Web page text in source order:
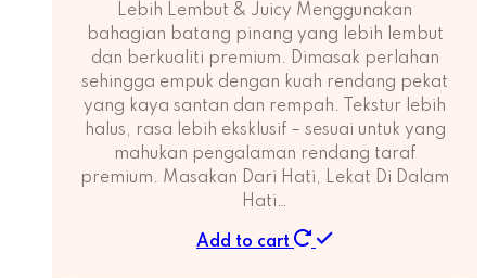
Lebih Lembut & Juicy Menggunakan
bahagian batang pinang yang lebih lembut
dan berkualiti premium. Dimasak perlahan
sehingga empuk dengan kuah rendang pekat
yang kaya santan dan rempah. Tekstur lebih
halus, rasa lebih eksklusif – sesuai untuk yang
mahukan pengalaman rendang taraf
premium. Masakan Dari Hati, Lekat Di Dalam
Hati…
Add to cart